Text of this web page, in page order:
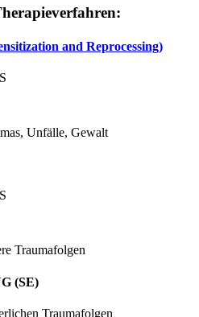
and Reprocessing)
Unfälle, Gewalt
Traumafolgen
(SE)
Traumafolgen